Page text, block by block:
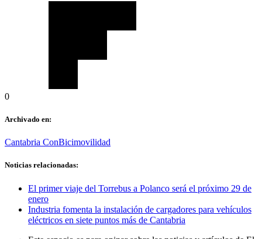
0
Archivado en:
Cantabria ConBicimovilidad
Noticias relacionadas:
El primer viaje del Torrebus a Polanco será el próximo 29 de
enero
Industria fomenta la instalación de cargadores para vehículos
eléctricos en siete puntos más de Cantabria